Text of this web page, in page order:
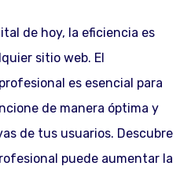
de hoy, la eficiencia es
sitio web. El
es esencial para
de manera óptima y
de tus usuarios. Descubre
puede aumentar la